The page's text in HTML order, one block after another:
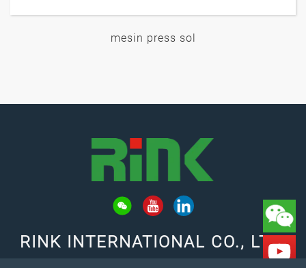
mesin press sol
RINK INTERNATIONAL CO., LTD.